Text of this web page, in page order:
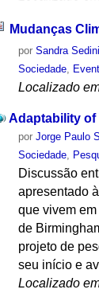
Mudanças
porSandra Sedini
Sociedade,
Localizado
Adaptability of
porJorge Paulo
Sociedade
Discussão
apresentado
que vivem
de
projeto de
seu início e
Localizado